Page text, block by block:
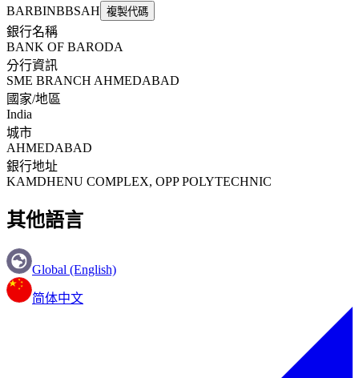
BARBINBBSAH 複製代碼
銀行名稱
BANK OF BARODA
分行資訊
SME BRANCH AHMEDABAD
國家/地區
India
城市
AHMEDABAD
銀行地址
KAMDHENU COMPLEX, OPP POLYTECHNIC
其他語言
Global (English)
简体中文